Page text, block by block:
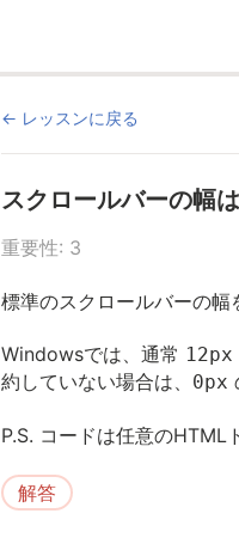
レッスンに戻る
スクロールバーの幅
重要性: 3
標準のスクロールバーの幅
Windowsでは、通常 12px
約していない場合は、 0px
P.S. コードは任意のHTML
解答